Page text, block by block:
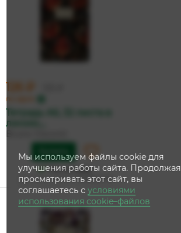
126 ₽
по карте
Тетрадь А6, 32 листа в
линию,...
На складе
Дата доставки:14 августа
Мы используем файлы cookie для
улучшения работы сайта. Продолжая
просматривать этот сайт, вы
соглашаетесь сусловиями
использования cookie–файлов